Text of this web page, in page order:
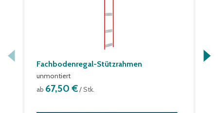
Fachbodenregal-Stützrahmen
unmontiert
ab 67,50 €/ Stk.